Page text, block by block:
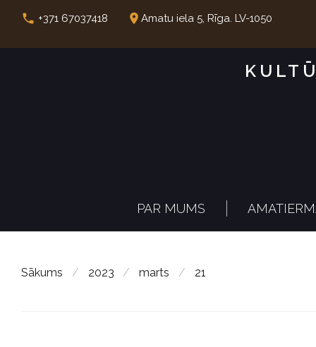
e
call +371 67037418 place Amatu iela 5, Rīga. LV-1050
PAR MUMS
Sākums / 2023 / marts / 21